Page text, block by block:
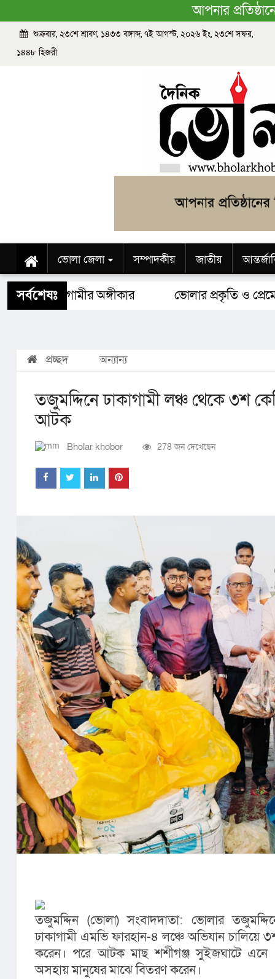
আপনার
শুক্রবার, ২৩শে শ্রাবণ, ১৪৩৩ বঙ্গাব্দ, ৭ই আগস্ট, ২০২৬ ইং, ২৩শে সফর,
১৪৪৮ হিজরী
ভোলা জেলা সম্পাদকীয় জাতীয়
শিক্ষাঙ্গন স্বাস্থ্য ধর্ম বিজ্ঞান ও প্রযুক্তি Buy
সর্বশেষঃ
ও আগামীর অঙ্গীকার​ ভোলার প্রকৃতি ও
প্রচ্ছদ অন্যান্য
তজুমদ্দিনে ঢাকাগামী লঞ্চ থেকে ৩শ
আটক
Bholar khobor 278 জন দেখেছেন
তজুমদ্দিন (ভোলা) সংবাদদাতা: ভোলার
ঢাকাগামী এমভি ফারহান-৪ লঞ্চে অভিযান চালিয়ে
করেন। পরে আটক মাছ শশীগঞ্জ সুইজঘাটে এনে
অসহায় মানুষের মাঝে বিতরণ করেন।